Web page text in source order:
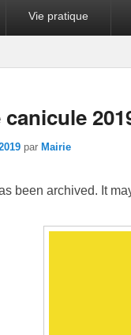
Vie pratique
par Mairie
been archived. It